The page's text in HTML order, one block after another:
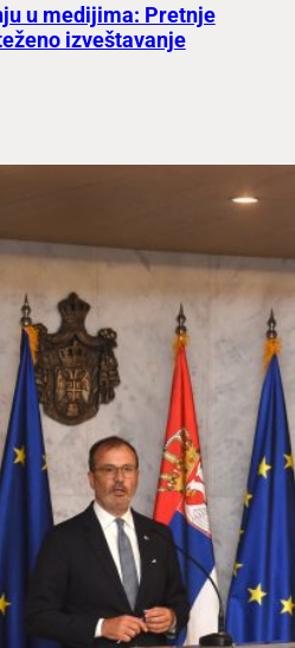
u medijima: Pretnje
izveštavanje